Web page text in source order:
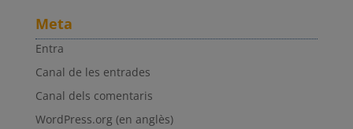
Meta
Entra
Canal de les entrades
Canal dels comentaris
WordPress.org (en anglès)